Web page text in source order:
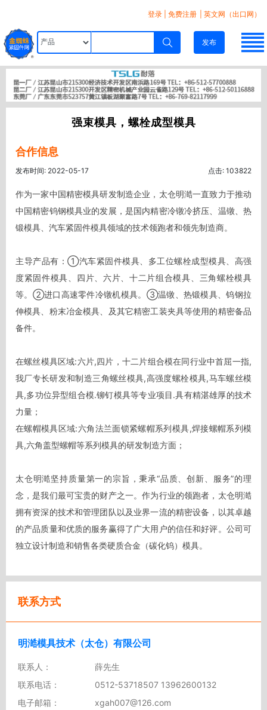
登录 免费注册 | 英文网（出口网）
发布
强束模具，螺栓成型模具
合作信息
发布时间: 2022-05-17 点击: 103822
作为一家中国精密模具研发制造企业，太仓明澔一直致力于推动
中国精密钨钢模具业的发展，是国内精密冷镦冷挤压、温镦、热
锻模具、汽车紧固件模具领域的技术领跑者和领先制造商。
主导产品有：①汽车紧固件模具、多工位螺栓成型模具、高强
度紧固件模具、四片、六片、十二片组合模具、三角螺栓模具
等。②进口高速零件冷镦机模具。③温镦、热锻模具、钨钢拉
伸模具、粉末冶金模具、及其它精密工装夹具等使用的精密备品
备件。
在螺丝模具区域:六片,四片，十二片组合模在同行业中首屈一指,
我厂专长研发和制造三角螺丝模具,高强度螺栓模具,马车螺丝模
具,多功位异型组合模.铆钉模具等专业项目.具有精湛雄厚的技术
力量；
在螺帽模具区域:六角法兰面锁紧螺帽系列模具,焊接螺帽系列模
具,六角盖型螺帽等系列模具的研发制造方面；
太仓明澔坚持质量第一的宗旨，秉承“品质、创新、服务”的理
念，是我们最可宝贵的财产之一。作为行业的领跑者，太仓明澔
拥有资深的技术和管理团队以及业界一流的精密设备，以其卓越
的产品质量和优质的服务赢得了广大用户的信任和好评。公司可
独立设计制造和销售各类硬质合金（碳化钨）模具。
联系方式
明澔模具技术（太仓）有限公司
联系人：
薛先生
联系电话：
0512-53718507 13962600132
电子邮箱：
xgah007@126.com